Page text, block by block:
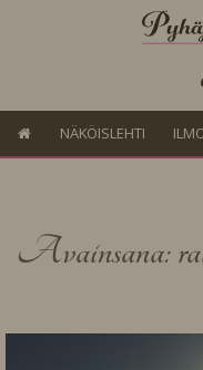
NÄKÖISLEHTI
Avainsana: